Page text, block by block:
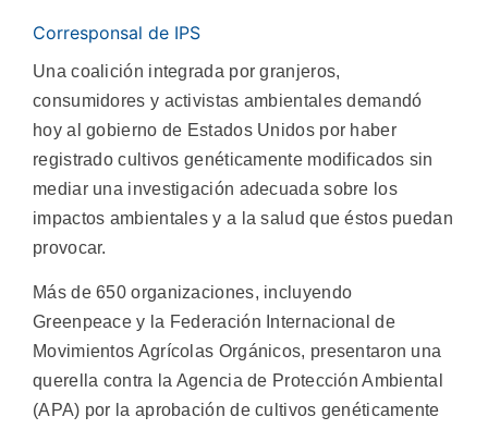
Corresponsal de IPS
Una coalición integrada por granjeros,
consumidores y activistas ambientales demandó
hoy al gobierno de Estados Unidos por haber
registrado cultivos genéticamente modificados sin
mediar una investigación adecuada sobre los
impactos ambientales y a la salud que éstos puedan
provocar.
Más de 650 organizaciones, incluyendo
Greenpeace y la Federación Internacional de
Movimientos Agrícolas Orgánicos, presentaron una
querella contra la Agencia de Protección Ambiental
(APA) por la aprobación de cultivos genéticamente